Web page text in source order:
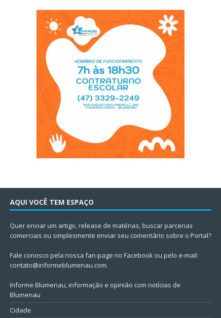
AQUI VOCÊ TEM ESPAÇO
Quer enviar um artigo, release de matérias, buscar parcerias
comerciais ou simplesmente enviar seu comentário sobre o Portal?
Fale conosco pela nossa fan-page no Facebook ou pelo e-mail:
contato@informeblumenau.com.
Informe Blumenau, informação e opinião com notícias de
Blumenau
Cidade